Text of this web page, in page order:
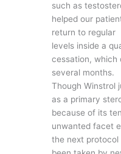
such as
helped our
return to regular
levels inside a
cessation, which
several months.
Though Winstrol
as a primary
because of its
unwanted facet
the next protocol